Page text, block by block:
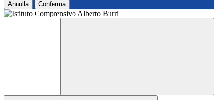
Annulla Conferma